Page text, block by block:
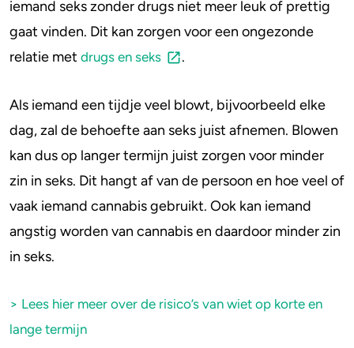
4-FA
Poppers
Crack
iemand seks zonder drugs niet meer leuk of prettig
gaat vinden. Dit kan zorgen voor een ongezonde
relatie met drugs en seks .
Als iemand een tijdje veel blowt, bijvoorbeeld elke
dag, zal de behoefte aan seks juist afnemen. Blowen
kan dus op langer termijn juist zorgen voor minder
zin in seks. Dit hangt af van de persoon en hoe veel of
vaak iemand cannabis gebruikt. Ook kan iemand
angstig worden van cannabis en daardoor minder zin
in seks.
> Lees hier meer over de risico’s van wiet op korte en
lange termijn